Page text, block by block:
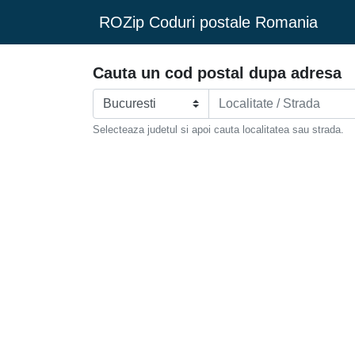
ROZip Coduri postale Romania
Cauta un cod postal dupa adresa
Selecteaza judetul si apoi cauta localitatea sau strada.